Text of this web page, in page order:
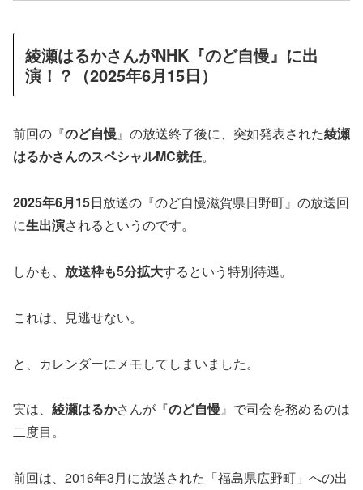
綾瀬はるかさんがNHK『のど自慢』に出
演！？（2025年6月15日）
前回の『のど自慢』の放送終了後に、突如発表された綾瀬
はるかさんのスペシャルMC就任。
2025年6月15日放送の『のど自慢滋賀県日野町』の放送回
に生出演されるというのです。
しかも、 放送枠も5分拡大するという特別待遇。
これは、見逃せない。
と、カレンダーにメモしてしまいました。
実は、 綾瀬はるかさんが『のど自慢』で司会を務めるのは
二度目。
前回は、2016年3月に放送された「福島県広野町」への出